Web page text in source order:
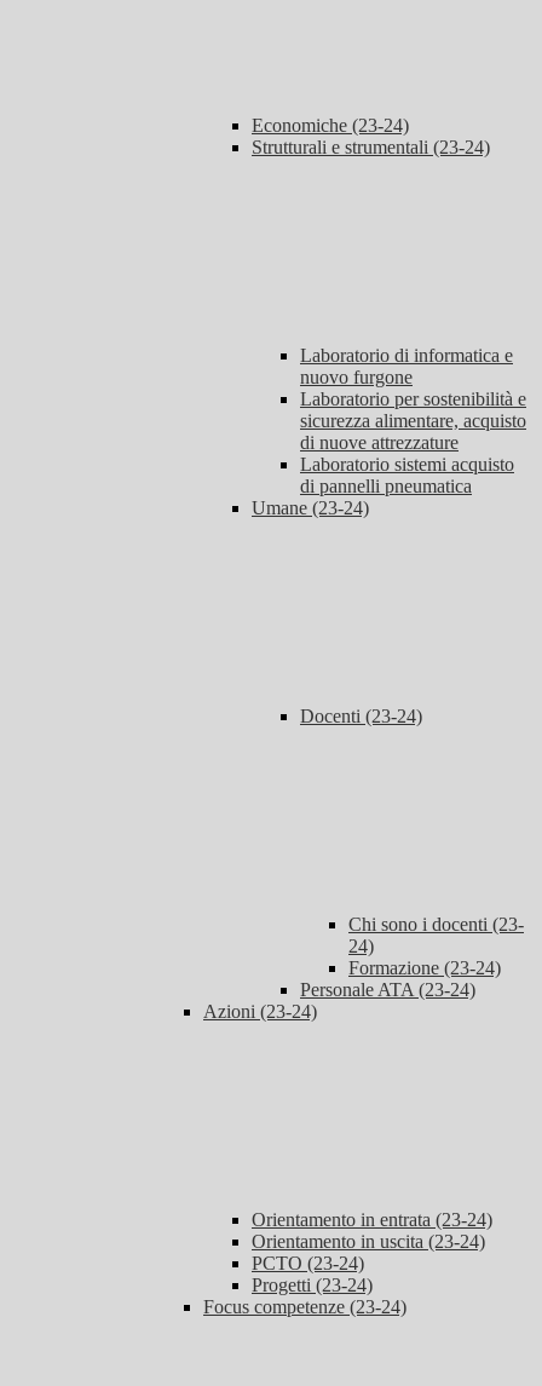
Economiche (23-24)
Strutturali e strumentali (23-24)
Laboratorio di informatica e
nuovo furgone
Laboratorio per sostenibilità e
sicurezza alimentare, acquisto
di nuove attrezzature
Laboratorio sistemi acquisto
di pannelli pneumatica
Umane (23-24)
Docenti (23-24)
Chi sono i docenti (23-
24)
Formazione (23-24)
Personale ATA (23-24)
Azioni (23-24)
Orientamento in entrata (23-24)
Orientamento in uscita (23-24)
PCTO (23-24)
Progetti (23-24)
Focus competenze (23-24)